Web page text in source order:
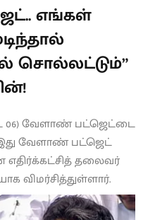
எங்கள்
சொல்லட்டும்”
06) வேளாண் பட்ஜெட்டை
வேளாண் பட்ஜெட்
தலைவர்
விமர்சித்துள்ளார்.